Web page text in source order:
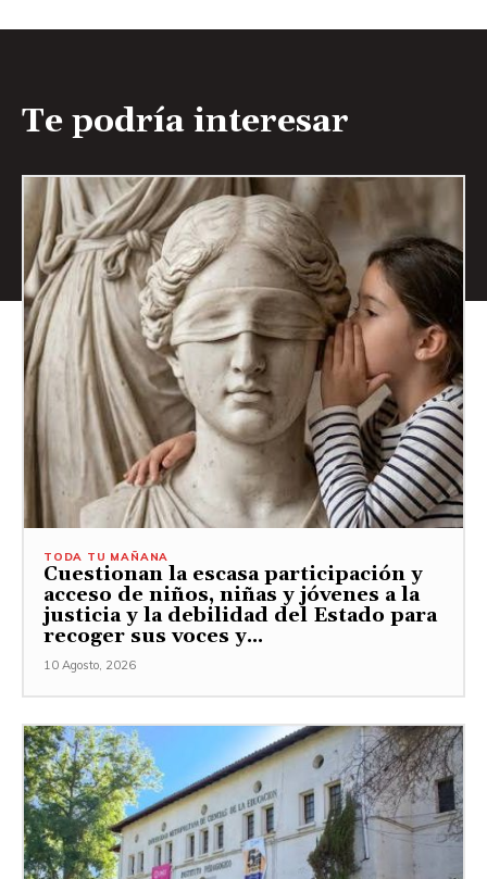
Te podría interesar
TODA TU MAÑANA
Cuestionan la escasa participación y
acceso de niños, niñas y jóvenes a la
justicia y la debilidad del Estado para
recoger sus voces y...
10 Agosto, 2026